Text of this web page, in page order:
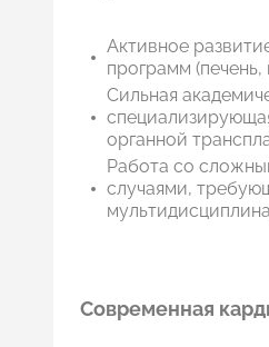
Активное
программ (печень,
Сильная
органной
Работа со
случаями,
Современная